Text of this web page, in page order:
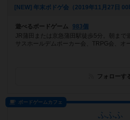
[NEW] 年末ボドゲ会（2019年11月27日 00
遊べるボードゲーム
983個
JR蒲田または京急蒲田駅徒歩5分。朝まで
サスホールデムポーカー会、TRPG会、オ
フォローす
ボードゲームカフェ
ふふふ